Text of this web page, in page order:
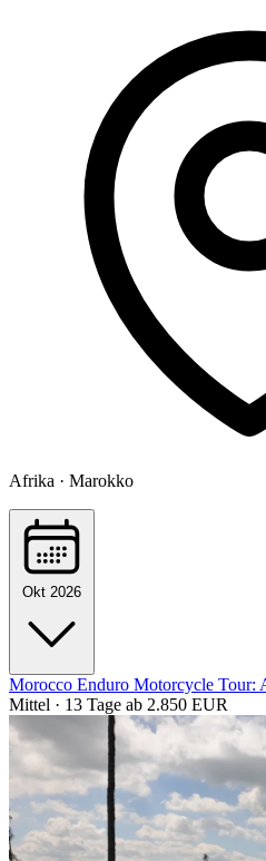
Afrika · Marokko
Okt 2026
Morocco Enduro Motorcycle Tour:
Mittel · 13 Tage ab 2.850 EUR